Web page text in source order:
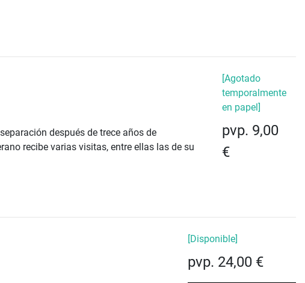
después de trece años de
recibe varias visitas, entre ellas las de su
[Agotado
temporalmente
en papel]
pvp. 9,00
€
[Disponible]
pvp. 24,00 €